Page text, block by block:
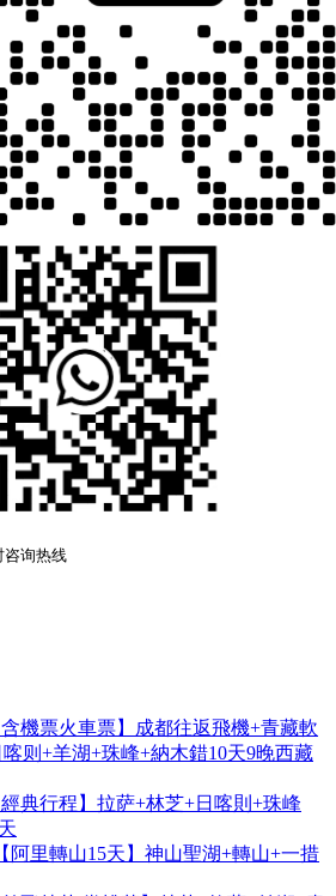
咨询热线
機票火車票】成都往返飛機+青藏軟
则+羊湖+珠峰+納木錯10天9晚西藏
典行程】拉萨+林芝+日喀則+珠峰
阿里轉山15天】神山聖湖+轉山+一措